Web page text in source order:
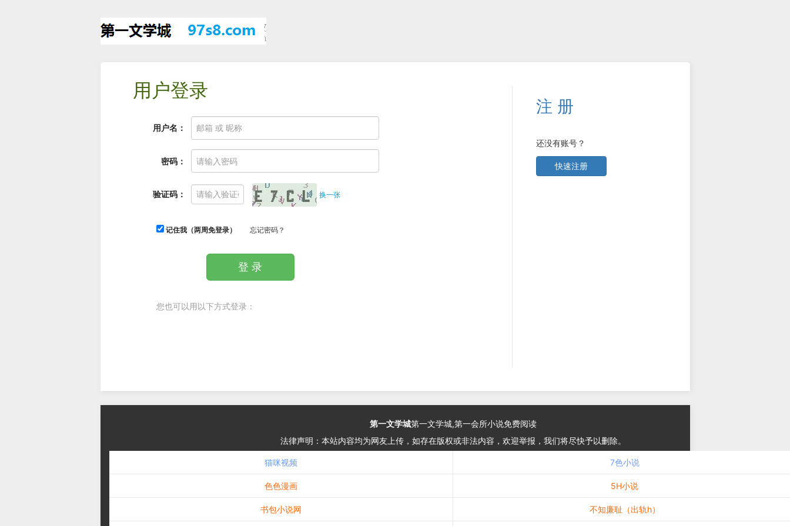
用户登录
用户名：
密码：
验证码： 换一张
记住我（两周免登录） 忘记密码？
登 录
您也可以用以下方式登录：
注 册
还没有账号？
快速注册
第一文学城第一文学城,第一会所小说免费阅读
法律声明：本站内容均为网友上传，如存在版权或非法内容，欢迎举报，我们将尽快予以删除。
猫咪视频 7色小说
色色漫画 5H小说
书包小说网 不知廉耻（出轨h）